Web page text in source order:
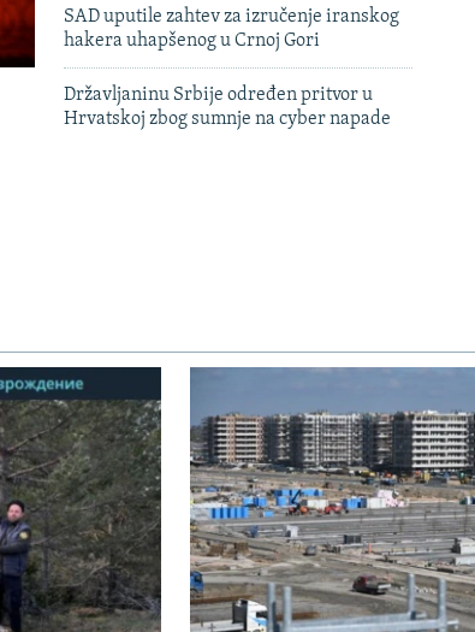
SAD uputile zahtev za izručenje iranskog
hakera uhapšenog u Crnoj Gori
Državljaninu Srbije određen pritvor u
Hrvatskoj zbog sumnje na cyber napade